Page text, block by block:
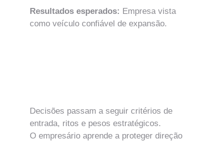
Resultados esperados: Empresa vista
como veículo confiável de expansão.
Decisões passam a seguir critérios de
entrada, ritos e pesos estratégicos.
O empresário aprende a proteger direção